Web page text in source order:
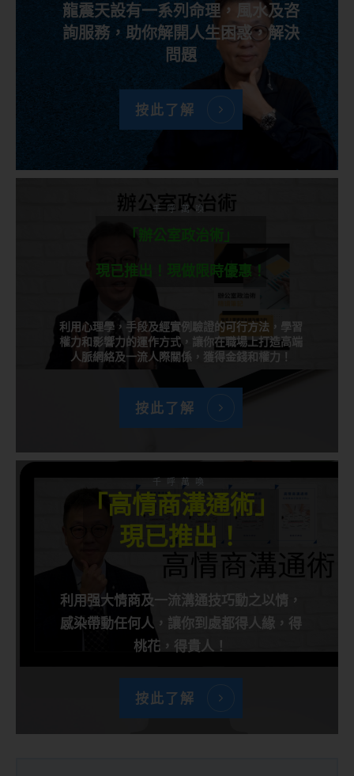
龍震天設有一系列命理，風水及咨
詢服務，助你解開人生困惑，解決
問題
按此了解
千呼萬喚
「辦公室政治術」
現已推出！現做限時優惠！
利用心理學，手段及經實例驗證的可行方法，學習
權力和影響力的運作方式，讓你在職場上打造高端
人脈網絡及一流人際關係，獲得金錢和權力！
按此了解
千呼萬喚
「高情商溝通術」
現已推出！
利用强大情商及一流溝通技巧動之以情，
感染帶動任何人，讓你到處都得人緣，得
桃花，得貴人！
按此了解